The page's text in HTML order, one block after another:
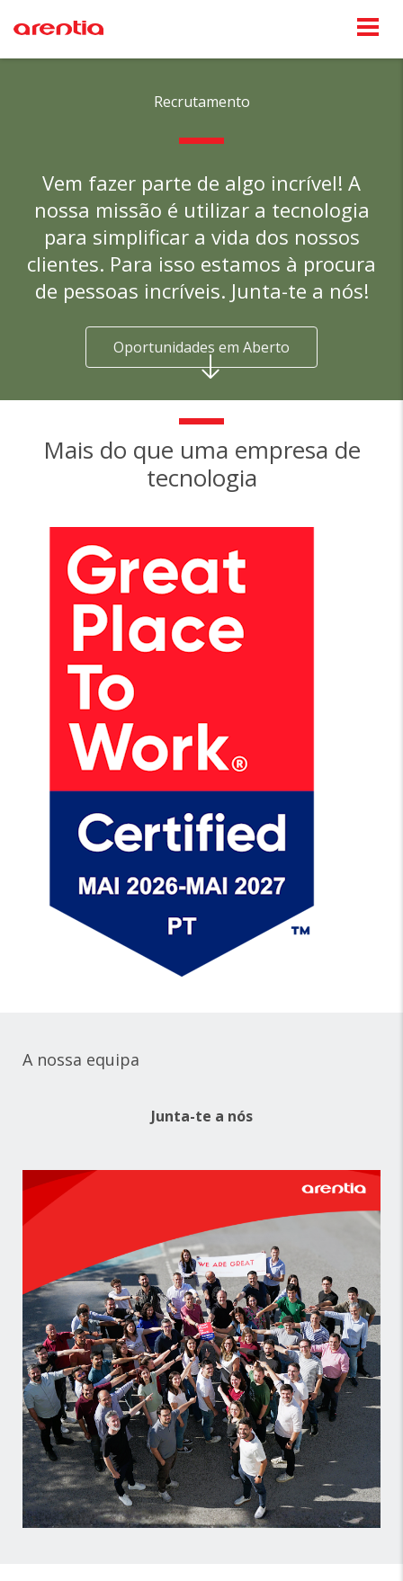
Recrutamento
Vem fazer parte de algo incrível! A
nossa missão é utilizar a tecnologia
para simplificar a vida dos nossos
clientes. Para isso estamos à procura
de pessoas incríveis. Junta-te a nós!
Oportunidades em Aberto
Mais do que uma empresa de
tecnologia
A nossa equipa
Junta-te a nós